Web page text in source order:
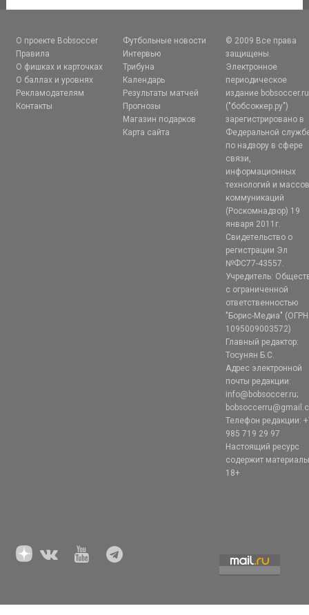
О проекте Bobsoccer
Правила
О фишках и карточках
О баллах и уровнях
Рекламодателям
Контакты
Футбольные новости
Интервью
Трибуна
Календарь
Результаты матчей
Прогнозы
Магазин подарков
Карта сайта
© 2009 Все права
защищены.
Электронное
периодическое
издание bobsoccer.ru
("бобсоккер.ру")
зарегистрировано в
Федеральной
по надзору в сфере
связи,
информационных
технологий и
коммуникаций
(Роскомнадзор) 19
января 2011г.
Свидетельство о
регистрации Эл
№ФС77-43557.
Учредитель:
с ограниченной
ответственностью
"Борис-Медиа" (ОГРН
1095009003572)
Главный редактор:
Тосунян Б.С.
Адрес электронной
почты редакции:
info@bobsoccer.ru;
Телефон редакции:
985 719 29 97
Настоящий ресурс
содержит
18+